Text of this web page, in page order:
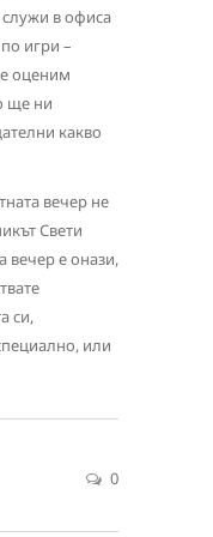
в офиса
игри –
оценим
ще ни
какво
вечер не
Свети
вечер е онази,
си,
или
0